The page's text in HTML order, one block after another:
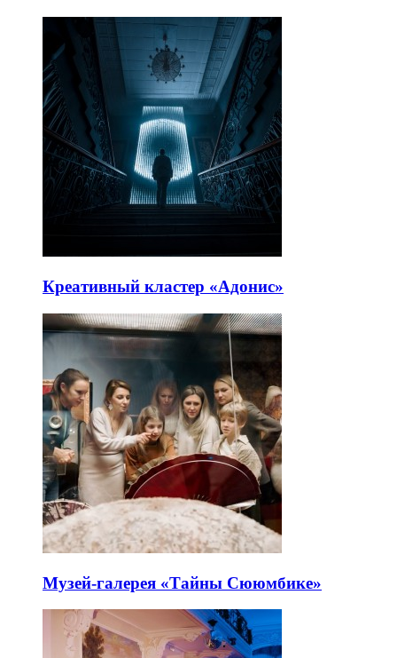
Креативный кластер «Адонис»
Музей-галерея «Тайны Сююмбике»